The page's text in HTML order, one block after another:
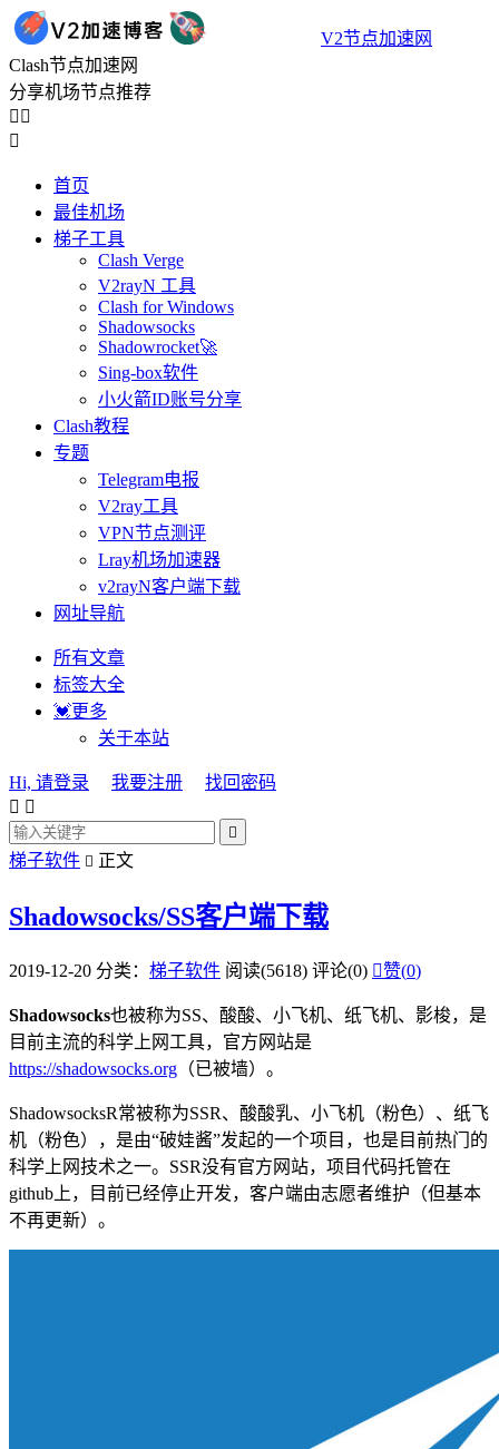
V2节点加速网
Clash节点加速网
分享机场节点推荐
 

首页
最佳机场
梯子工具
Clash Verge
V2rayN 工具
Clash for Windows
Shadowsocks
Shadowrocket🚀
Sing-box软件
小火箭ID账号分享
Clash教程
专题
Telegram电报
V2ray工具
VPN节点测评
Lray机场加速器
v2rayN客户端下载
网址导航
所有文章
标签大全
💓更多
关于本站
Hi, 请登录 我要注册
找回密码
 

梯子软件  正文
Shadowsocks/SS客户端下载
2019-12-20 分类： 梯子软件 阅读(5618) 评论(0) 赞(0)
Shadowsocks也被称为SS、酸酸、小飞机、纸飞机、影梭，是
目前主流的科学上网工具，官方网站是
https://shadowsocks.org （已被墙）。
ShadowsocksR常被称为SSR、酸酸乳、小飞机（粉色）、纸飞
机（粉色），是由“破娃酱”发起的一个项目，也是目前热门的
科学上网技术之一。SSR没有官方网站，项目代码托管在
github上，目前已经停止开发，客户端由志愿者维护（但基本
不再更新）。